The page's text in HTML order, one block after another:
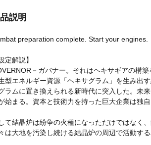
説明
preparation complete. Start your engines.
定解説】
－ガバナー。それはヘキサギアの構
型エネルギー資源「ヘキサグラム」を生み出
ラムに置き換えられる新時代に突入した。未
始まる。資本と技術力を持った巨大企業は独
て結晶炉は紛争の火種になっただけではなく
は大地を汚染し続ける結晶炉の周辺で活動す